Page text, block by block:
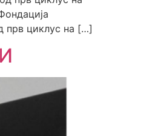
прв циклус на […]